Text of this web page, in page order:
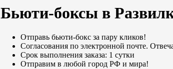
Бьюти-боксы в
Отправь бьюти-бокс за пару кликов!
Согласования по электронной почте.
Срок выполнения заказа: 1 сутки
Отправим в любой город РФ и мира!